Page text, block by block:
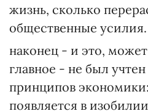
жизнь, сколько
общественные усилия.
наконец - и это,
главное - не был
принципов
появляется в